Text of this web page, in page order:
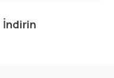
İndirin